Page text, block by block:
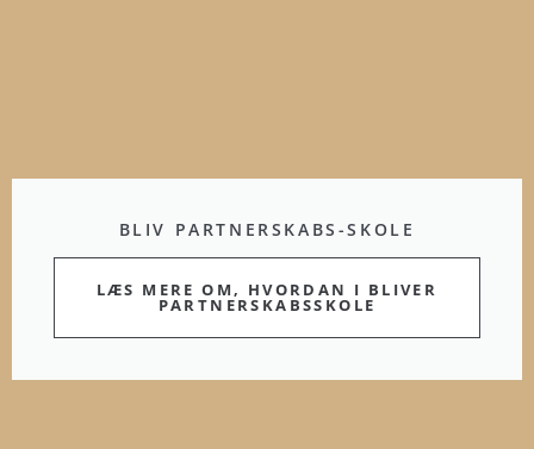
BLIV PARTNERSKABS-SKOLE
LÆS MERE OM, HVORDAN I BLIVER
PARTNERSKABSSKOLE